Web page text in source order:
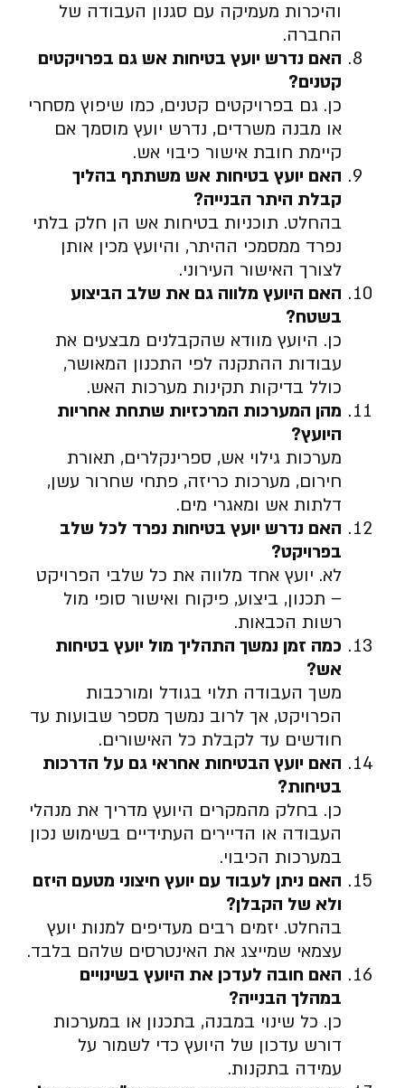
והיכרות מעמיקה עם סגנון העבודה של
החברה.
האם נדרש יועץ בטיחות אש גם בפרויקטים
קטנים?
כן. גם בפרויקטים קטנים, כמו שיפוץ מסחרי
או מבנה משרדים, נדרש יועץ מוסמך אם
קיימת חובת אישור כיבוי אש.
האם יועץ בטיחות אש משתתף בהליך
קבלת היתר הבנייה?
בהחלט. תוכניות בטיחות אש הן חלק בלתי
נפרד ממסמכי ההיתר, והיועץ מכין אותן
לצורך האישור העירוני.
האם היועץ מלווה גם את שלב הביצוע
בשטח?
כן. היועץ מוודא שהקבלנים מבצעים את
עבודות ההתקנה לפי התכנון המאושר,
כולל בדיקות תקינות מערכות האש.
מהן המערכות המרכזיות שתחת אחריות
היועץ?
מערכות גילוי אש, ספרינקלרים, תאורת
חירום, מערכות כריזה, פתחי שחרור עשן,
דלתות אש ומאגרי מים.
האם נדרש יועץ בטיחות נפרד לכל שלב
בפרויקט?
לא. יועץ אחד מלווה את כל שלבי הפרויקט
– תכנון, ביצוע, פיקוח ואישור סופי מול
רשות הכבאות.
כמה זמן נמשך התהליך מול יועץ בטיחות
אש?
משך העבודה תלוי בגודל ומורכבות
הפרויקט, אך לרוב נמשך מספר שבועות עד
חודשים עד לקבלת כל האישורים.
האם יועץ הבטיחות אחראי גם על הדרכות
בטיחות?
כן. בחלק מהמקרים היועץ מדריך את מנהלי
העבודה או הדיירים העתידיים בשימוש נכון
במערכות הכיבוי.
האם ניתן לעבוד עם יועץ חיצוני מטעם היזם
ולא של הקבלן?
בהחלט. יזמים רבים מעדיפים למנות יועץ
עצמאי שמייצג את האינטרסים שלהם בלבד.
האם חובה לעדכן את היועץ בשינויים
במהלך הבנייה?
כן. כל שינוי במבנה, בתכנון או במערכות
דורש עדכון של היועץ כדי לשמור על
עמידה בתקנות.